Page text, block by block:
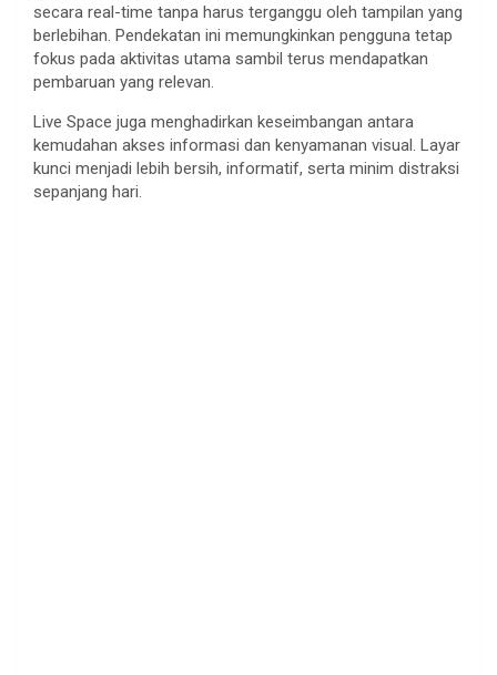
secara real-time tanpa harus terganggu oleh tampilan yang
berlebihan. Pendekatan ini memungkinkan pengguna tetap
fokus pada aktivitas utama sambil terus mendapatkan
pembaruan yang relevan.
Live Space juga menghadirkan keseimbangan antara
kemudahan akses informasi dan kenyamanan visual. Layar
kunci menjadi lebih bersih, informatif, serta minim distraksi
sepanjang hari.